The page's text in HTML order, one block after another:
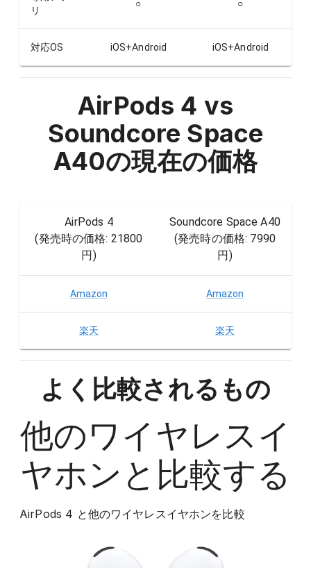
リ
○ ○
対応OS iOS+Android iOS+Android
AirPods 4 vs
Soundcore Space
A40の現在の価格
AirPods 4
(発売時の価格: 21800
円)
Soundcore Space A40
(発売時の価格: 7990
円)
Amazon Amazon
楽天 楽天
よく比較されるもの
他のワイヤレスイ
ヤホン と比較する
AirPods 4 と他のワイヤレスイヤホンを比較